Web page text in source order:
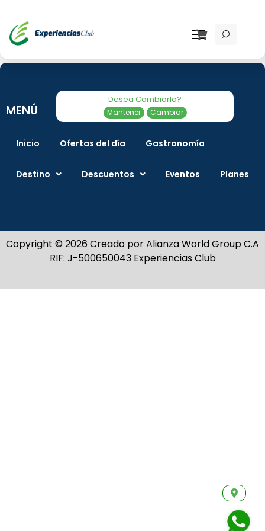
Desea Cambiarlo?
Mantener Cambiar
Inicia Sesión
MENÚ
Inicio Ofertas del día Gastronomía
Destino Descuentos Eventos Planes
Copyright © 2026 Creado por Alianza World Group C.A
RIF: J-500650043 Experiencias Club